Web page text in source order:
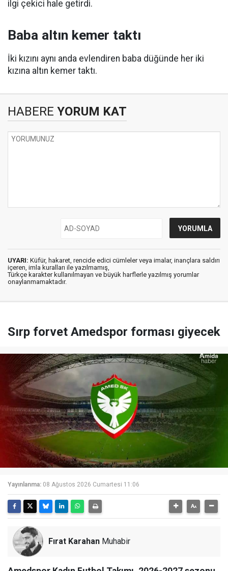
ilgi çekici hale getirdi.
Baba altın kemer taktı
İki kızını aynı anda evlendiren baba düğünde her iki
kızına altın kemer taktı.
HABERE YORUM KAT
UYARI: Küfür, hakaret, rencide edici cümleler veya imalar, inançlara saldırı
içeren, imla kuralları ile yazılmamış,
Türkçe karakter kullanılmayan ve büyük harflerle yazılmış yorumlar
onaylanmamaktadır.
Sırp forvet Amedspor forması giyecek
Yayınlanma: 08 Ağustos 2026 Cumartesi 11:06
Fırat Karahan Muhabir